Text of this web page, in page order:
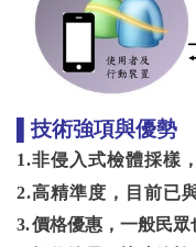
▌技術強項與優勢
1.非侵入式檢體採樣
2.高精準度，目前已
3.價格優惠，一般民眾